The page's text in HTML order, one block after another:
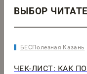
ВЫБОР
БЕСПолезная Казань
ЧЕК-ЛИСТ: КАК